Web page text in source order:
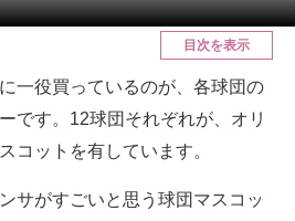
ンド
未来
目次を表示
一役買っているのが、各球団の
です。12球団それぞれが、オリ
コットを有しています。
サがすごいと思う球団マスコッ